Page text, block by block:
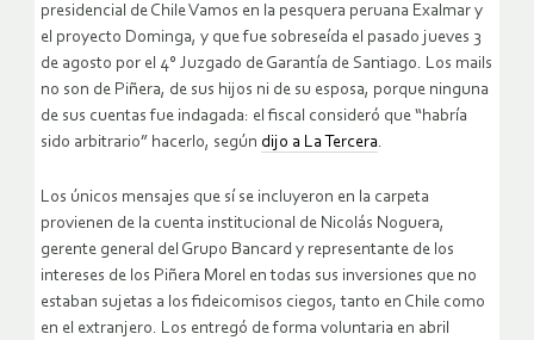
presidencial de Chile Vamos en la pesquera peruana Exalmar y
el proyecto Dominga, y que fue sobreseída el pasado jueves 3
de agosto por el 4° Juzgado de Garantía de Santiago. Los mails
no son de Piñera, de sus hijos ni de su esposa, porque ninguna
de sus cuentas fue indagada: el fiscal consideró que “habría
sido arbitrario” hacerlo, según dijo a La Tercera.
Los únicos mensajes que sí se incluyeron en la carpeta
provienen de la cuenta institucional de Nicolás Noguera,
gerente general del Grupo Bancard y representante de los
intereses de los Piñera Morel en todas sus inversiones que no
estaban sujetas a los fideicomisos ciegos, tanto en Chile como
en el extranjero. Los entregó de forma voluntaria en abril